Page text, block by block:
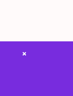
×